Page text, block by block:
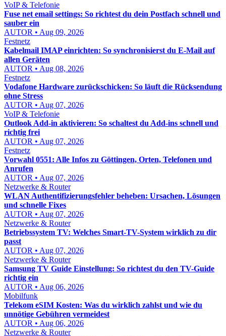
VoIP & Telefonie
Fuse net email settings: So richtest du dein Postfach schnell und
sauber ein
AUTOR • Aug 09, 2026
Festnetz
Kabelmail IMAP einrichten: So synchronisierst du E-Mail auf
allen Geräten
AUTOR • Aug 08, 2026
Festnetz
Vodafone Hardware zurückschicken: So läuft die Rücksendung
ohne Stress
AUTOR • Aug 07, 2026
VoIP & Telefonie
Outlook Add-in aktivieren: So schaltest du Add-ins schnell und
richtig frei
AUTOR • Aug 07, 2026
Festnetz
Vorwahl 0551: Alle Infos zu Göttingen, Orten, Telefonen und
Anrufen
AUTOR • Aug 07, 2026
Netzwerke & Router
WLAN Authentifizierungsfehler beheben: Ursachen, Lösungen
und schnelle Fixes
AUTOR • Aug 07, 2026
Netzwerke & Router
Betriebssystem TV: Welches Smart-TV-System wirklich zu dir
passt
AUTOR • Aug 07, 2026
Netzwerke & Router
Samsung TV Guide Einstellung: So richtest du den TV-Guide
richtig ein
AUTOR • Aug 06, 2026
Mobilfunk
Telekom eSIM Kosten: Was du wirklich zahlst und wie du
unnötige Gebühren vermeidest
AUTOR • Aug 06, 2026
Netzwerke & Router